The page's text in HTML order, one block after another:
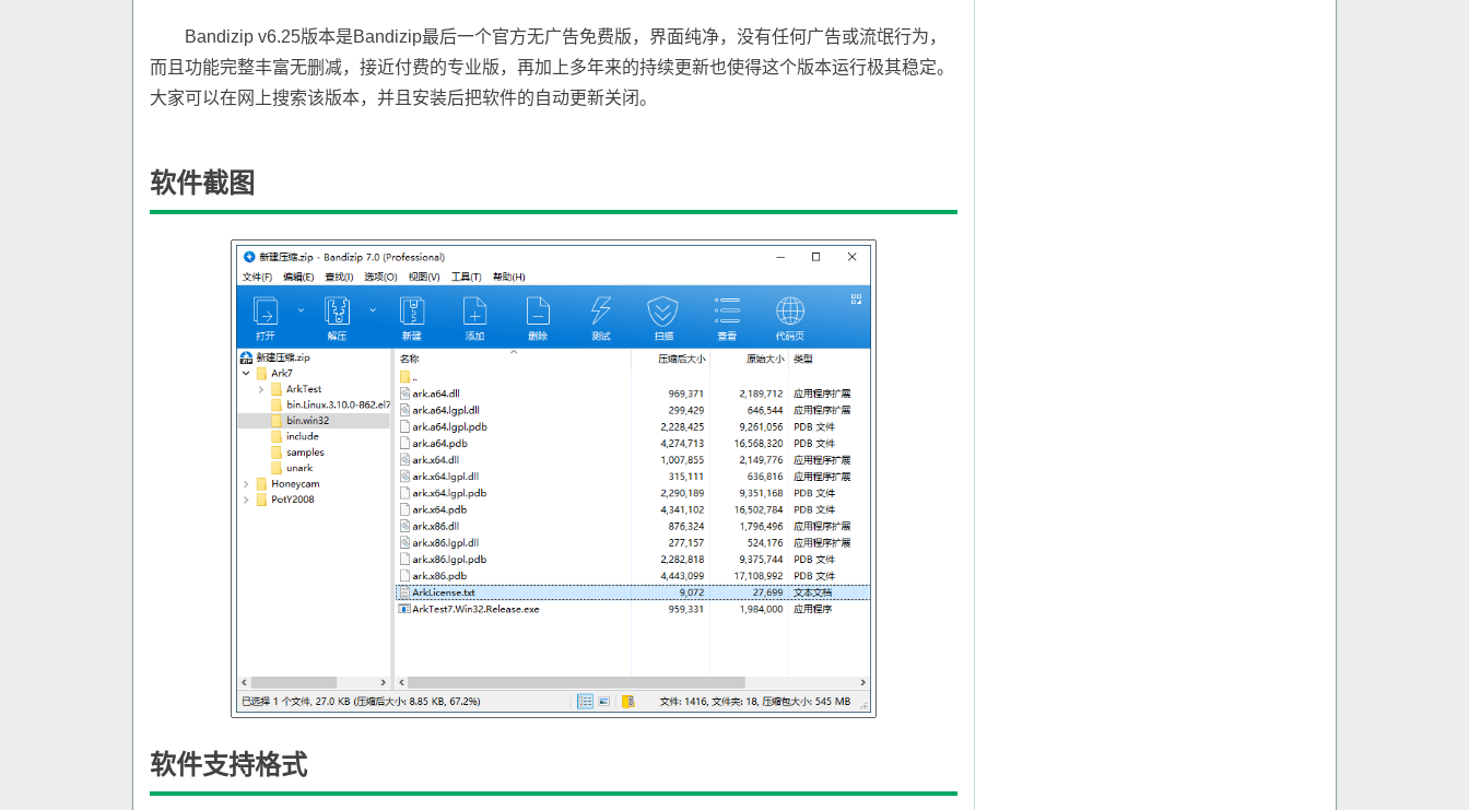
Bandizip v6.25版本是Bandizip最后一个官方无广告免费版，界面纯净，没有任何广告或流氓行为，
而且功能完整丰富无删减，接近付费的专业版，再加上多年来的持续更新也使得这个版本运行极其稳定。
大家可以在网上搜索该版本，并且安装后把软件的自动更新关闭。
软件截图
软件支持格式